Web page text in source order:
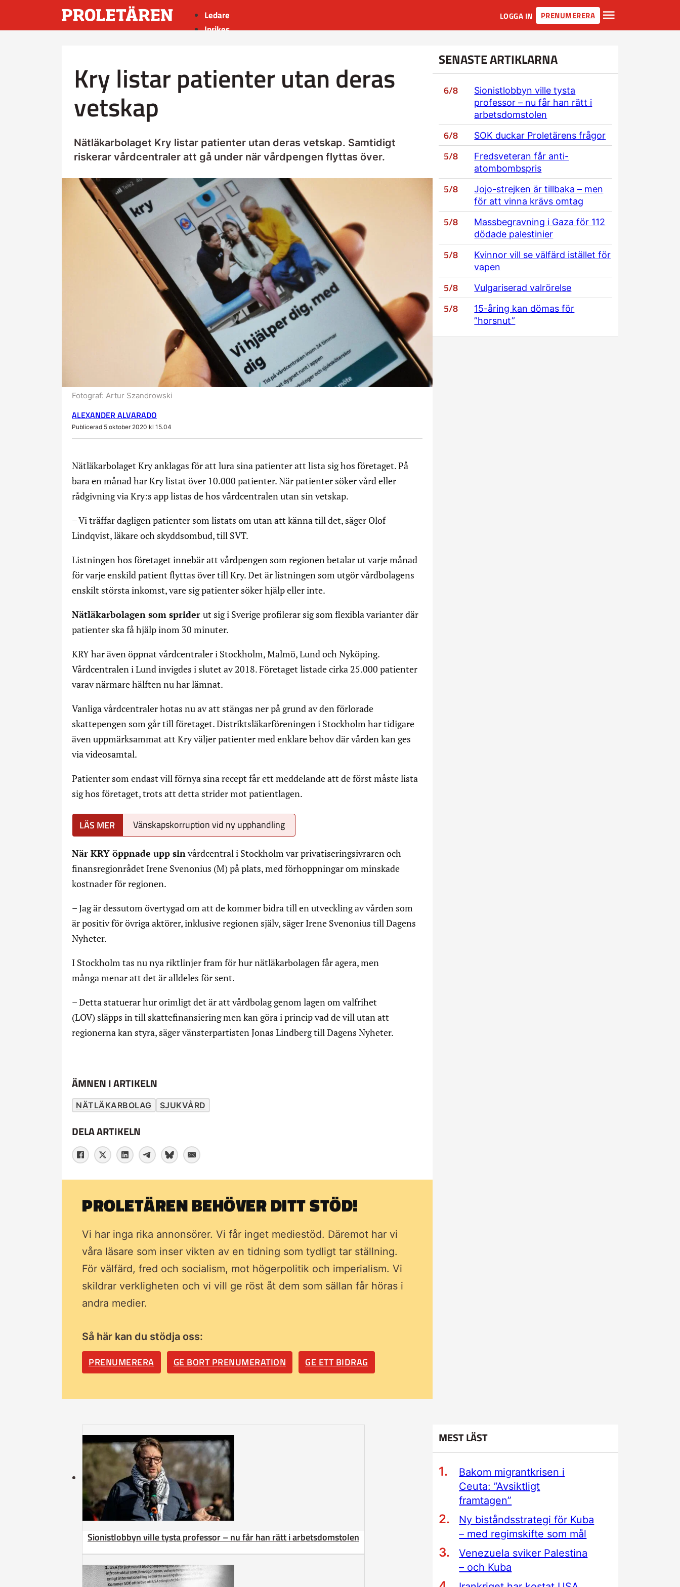
Ledare
Inrikes
Sport
Insänt
LOGGA IN PRENUMERERA
Kry listar patienter utan deras
vetskap
Nätläkarbolaget Kry listar patienter utan deras vetskap. Samtidigt
riskerar vårdcentraler att gå under när vårdpengen flyttas över.
Fotograf: Artur Szandrowski
ALEXANDER ALVARADO
Publicerad 5 oktober 2020 kl 15.04
Nätläkarbolaget Kry anklagas för att lura sina patienter att lista sig hos företaget. På
bara en månad har Kry listat över 10.000 patienter. När patienter söker vård eller
rådgivning via Kry:s app listas de hos vårdcentralen utan sin vetskap.
– Vi träffar dagligen patienter som listats om utan att känna till det, säger Olof
Lindqvist, läkare och skyddsombud, till SVT.
Listningen hos företaget innebär att vårdpengen som regionen betalar ut varje månad
för varje enskild patient flyttas över till Kry. Det är listningen som utgör vårdbolagens
enskilt största inkomst, vare sig patienter söker hjälp eller inte.
Nätläkarbolagen som sprider ut sig i Sverige profilerar sig som flexibla varianter där
patienter ska få hjälp inom 30 minuter.
KRY har även öppnat vårdcentraler i Stockholm, Malmö, Lund och Nyköping.
Vårdcentralen i Lund invigdes i slutet av 2018. Företaget listade cirka 25.000 patienter
varav närmare hälften nu har lämnat.
Vanliga vårdcentraler hotas nu av att stängas ner på grund av den förlorade
skattepengen som går till företaget. Distriktsläkarföreningen i Stockholm har tidigare
även uppmärksammat att Kry väljer patienter med enklare behov där vården kan ges
via videosamtal.
Patienter som endast vill förnya sina recept får ett meddelande att de först måste lista
sig hos företaget, trots att detta strider mot patientlagen.
Vänskapskorruption vid ny upphandling
När KRY öppnade upp sinvårdcentral i Stockholm var privatiseringsivraren och
finansregionrådet Irene Svenonius (M) på plats, med förhoppningar om minskade
kostnader för regionen.
– Jag är dessutom övertygad om att de kommer bidra till en utveckling av vården som
är positiv för övriga aktörer, inklusive regionen själv, säger Irene Svenonius till Dagens
Nyheter.
I Stockholm tas nu nya riktlinjer fram för hur nätläkarbolagen får agera, men
många menar att det är alldeles för sent.
– Detta statuerar hur orimligt det är att vårdbolag genom lagen om valfrihet
(LOV) släpps in till skattefinansiering men kan göra i princip vad de vill utan att
regionerna kan styra, säger vänsterpartisten Jonas Lindberg till Dagens Nyheter.
ÄMNEN I ARTIKELN
NÄTLÄKARBOLAG SJUKVÅRD
DELA ARTIKELN
PROLETÄREN BEHÖVER DITT STÖD!
Vi har inga rika annonsörer. Vi får inget mediestöd. Däremot har vi
våra läsare som inser vikten av en tidning som tydligt tar ställning.
För välfärd, fred och socialism, mot högerpolitik och imperialism. Vi
skildrar verkligheten och vi vill ge röst åt dem som sällan får höras i
andra medier.
Så här kan du stödja oss:
PRENUMERERA GE BORT PRENUMERATION GE ETT BIDRAG
SENASTE ARTIKLARNA
6/8
Sionistlobbyn ville tysta
professor – nu får han rätt i
arbetsdomstolen
6/8 SOK duckar Proletärens frågor
5/8
Fredsveteran får anti-
atombombspris
5/8
Jojo-strejken är tillbaka – men
för att vinna krävs omtag
5/8
Massbegravning i Gaza för 112
dödade palestinier
5/8
Kvinnor vill se välfärd istället för
vapen
5/8 Vulgariserad valrörelse
5/8
15-åring kan dömas för
”horsnut”
Sionistlobbyn ville tysta professor – nu får han rätt i arbetsdomstolen
MEST LÄST
Bakom migrantkrisen i
Ceuta: ”Avsiktligt
framtagen”
Ny biståndsstrategi för Kuba
– med regimskifte som mål
Venezuela sviker Palestina
– och Kuba